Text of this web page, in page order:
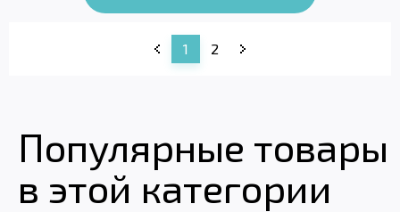
1 2
Популярные товары
в этой категории